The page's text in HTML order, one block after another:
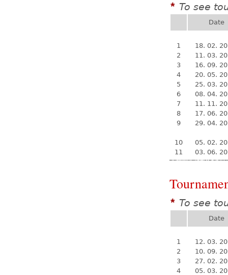
* To see
Date
1
18. 02.
2
11. 03.
3
16. 09.
4
20. 05.
5
25. 03.
6
08. 04.
7
11. 11.
8
17. 06.
9
29. 04.
10
05. 02.
11
03. 06.
* To see
Date
1
12. 03.
2
10. 09.
3
27. 02.
4
05. 03.